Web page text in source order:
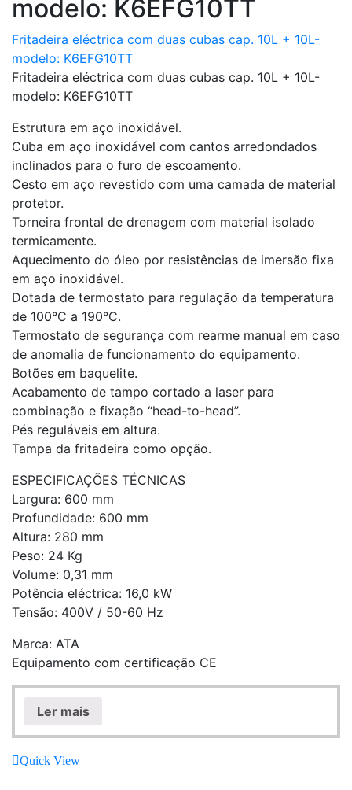
modelo: K6EFG10TT
Fritadeira eléctrica com duas cubas cap. 10L + 10L-
modelo: K6EFG10TT
Fritadeira eléctrica com duas cubas cap. 10L + 10L-
modelo: K6EFG10TT
Estrutura em aço inoxidável.
Cuba em aço inoxidável com cantos arredondados
inclinados para o furo de escoamento.
Cesto em aço revestido com uma camada de material
protetor.
Torneira frontal de drenagem com material isolado
termicamente.
Aquecimento do óleo por resistências de imersão fixa
em aço inoxidável.
Dotada de termostato para regulação da temperatura
de 100°C a 190°C.
Termostato de segurança com rearme manual em caso
de anomalia de funcionamento do equipamento.
Botões em baquelite.
Acabamento de tampo cortado a laser para
combinação e fixação “head-to-head”.
Pés reguláveis em altura.
Tampa da fritadeira como opção.
ESPECIFICAÇÕES TÉCNICAS
Largura: 600 mm
Profundidade: 600 mm
Altura: 280 mm
Peso: 24 Kg
Volume: 0,31 mm
Potência eléctrica: 16,0 kW
Tensão: 400V / 50-60 Hz
Marca: ATA
Equipamento com certificação CE
Ler mais
Quick View